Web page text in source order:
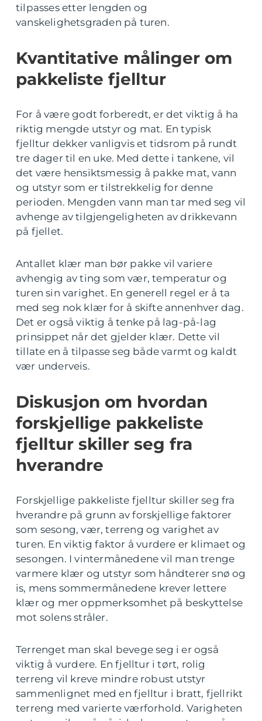
tilpasses etter lengden og
vanskelighetsgraden på turen.
Kvantitative målinger om
pakkeliste fjelltur
For å være godt forberedt, er det viktig å ha
riktig mengde utstyr og mat. En typisk
fjelltur dekker vanligvis et tidsrom på rundt
tre dager til en uke. Med dette i tankene, vil
det være hensiktsmessig å pakke mat, vann
og utstyr som er tilstrekkelig for denne
perioden. Mengden vann man tar med seg vil
avhenge av tilgjengeligheten av drikkevann
på fjellet.
Antallet klær man bør pakke vil variere
avhengig av ting som vær, temperatur og
turen sin varighet. En generell regel er å ta
med seg nok klær for å skifte annenhver dag.
Det er også viktig å tenke på lag-på-lag
prinsippet når det gjelder klær. Dette vil
tillate en å tilpasse seg både varmt og kaldt
vær underveis.
Diskusjon om hvordan
forskjellige pakkeliste
fjelltur skiller seg fra
hverandre
Forskjellige pakkeliste fjelltur skiller seg fra
hverandre på grunn av forskjellige faktorer
som sesong, vær, terreng og varighet av
turen. En viktig faktor å vurdere er klimaet og
sesongen. I vintermånedene vil man trenge
varmere klær og utstyr som håndterer snø og
is, mens sommermånedene krever lettere
klær og mer oppmerksomhet på beskyttelse
mot solens stråler.
Terrenget man skal bevege seg i er også
viktig å vurdere. En fjelltur i tørt, rolig
terreng vil kreve mindre robust utstyr
sammenlignet med en fjelltur i bratt, fjellrikt
terreng med varierte værforhold. Varigheten